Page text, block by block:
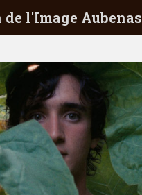
l'Image Aubenas